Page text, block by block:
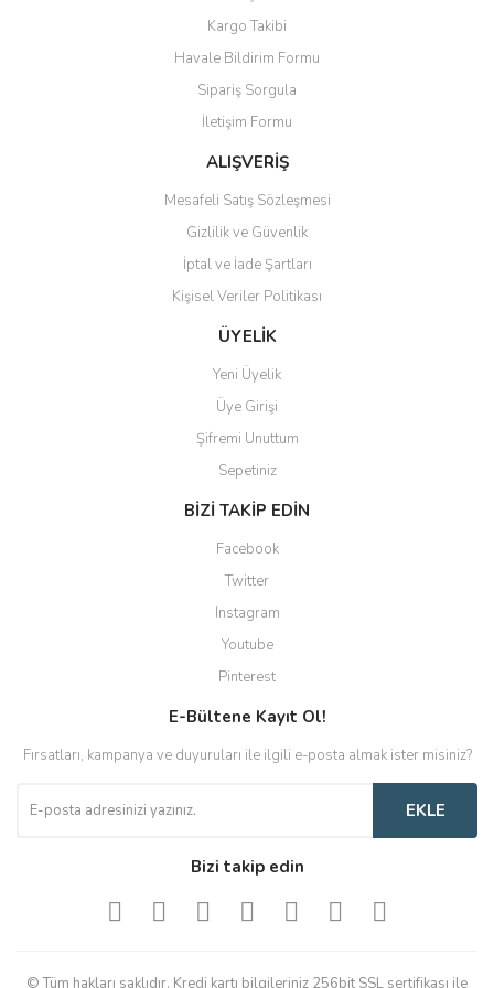
Yorum Yaz
Ürün resmi kalitesiz, bozuk veya görüntülenemiyor.
Ürün açıklamasında eksik bilgiler bulunuyor.
Ürün bilgilerinde hatalar bulunuyor.
Ürün fiyatı diğer sitelerden daha pahalı.
Bu ürüne benzer farklı alternatifler olmalı.
Gönder
Kargo Takibi
Havale Bildirim Formu
Sipariş Sorgula
İletişim Formu
ALIŞVERİŞ
Mesafeli Satış Sözleşmesi
Gizlilik ve Güvenlik
İptal ve İade Şartları
Kişisel Veriler Politikası
ÜYELİK
Yeni Üyelik
Üye Girişi
Şifremi Unuttum
Sepetiniz
BİZİ TAKİP EDİN
Facebook
Twitter
Instagram
Youtube
Pinterest
E-Bültene Kayıt Ol!
Fırsatları, kampanya ve duyuruları ile ilgili e-posta almak ister misiniz?
EKLE
Bizi takip edin
© Tüm hakları saklıdır. Kredi kartı bilgileriniz 256bit SSL sertifikası ile